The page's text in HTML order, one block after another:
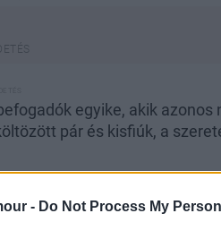
- Do Not Process My
egyike, akik azonos
pár és kisfiúk, a